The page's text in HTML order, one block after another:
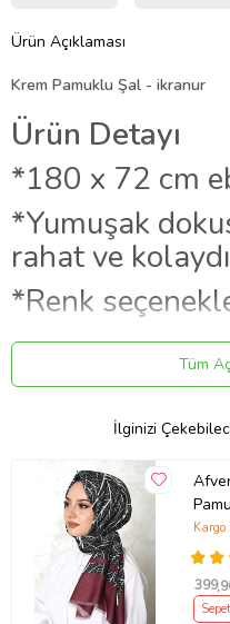
Ürün Açıklaması
Krem Pamuklu Şal - ikranur
Ürün Detayı
*180 x 72 cm
*Yumuşak
rahat ve
*Renk
*İkranur
kıyafetlerinizin
zerafetinizin
Ürün Kodu:kc3057416
Tüm
İlginizi
Kargo
399